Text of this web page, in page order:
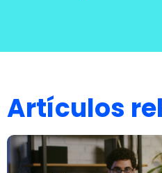
Artículos